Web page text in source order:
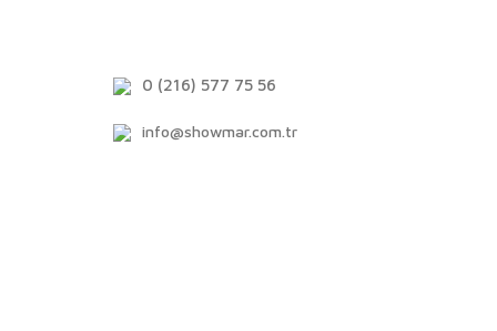
0 (216) 577 75 56
info@showmar.com.tr